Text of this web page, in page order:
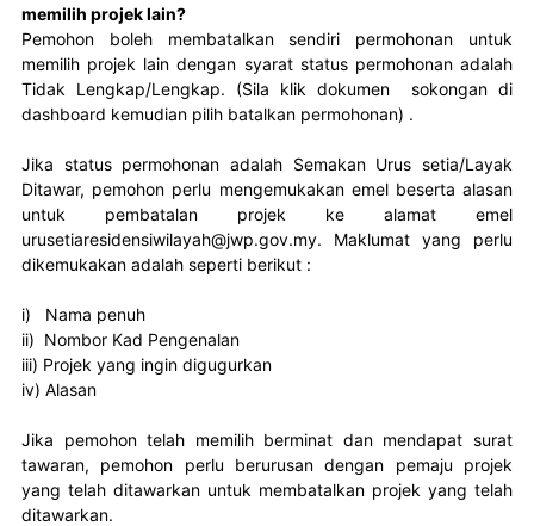
memilih projek lain?
Pemohon boleh membatalkan sendiri permohonan untuk
memilih projek lain dengan syarat status permohonan adalah
Tidak Lengkap/Lengkap. (Sila klik dokumen  sokongan di
dashboard kemudian pilih batalkan permohonan) .
Jika status permohonan adalah Semakan Urus setia/Layak
Ditawar, pemohon perlu mengemukakan emel beserta alasan
untuk pembatalan projek ke alamat emel
urusetiaresidensiwilayah@jwp.gov.my. Maklumat yang perlu
dikemukakan adalah seperti berikut :
i)   Nama penuh
ii)  Nombor Kad Pengenalan
iii) Projek yang ingin digugurkan
iv) Alasan
Jika pemohon telah memilih berminat dan mendapat surat
tawaran, pemohon perlu berurusan dengan pemaju projek
yang telah ditawarkan untuk membatalkan projek yang telah
ditawarkan.